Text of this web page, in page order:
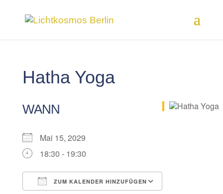
Hatha Yoga
WANN
Mai 15, 2029
18:30 - 19:30
ZUM KALENDER HINZUFÜGEN